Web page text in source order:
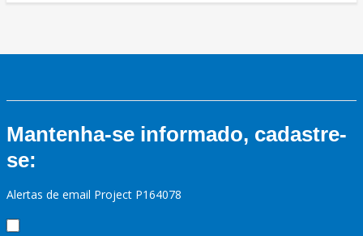
Mantenha-se informado, cadastre-
se:
Alertas de email Project P164078